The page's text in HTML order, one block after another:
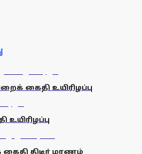
கைதி உயிரிழப்பு
உயிரிழப்பு
திடீா் மரணம்